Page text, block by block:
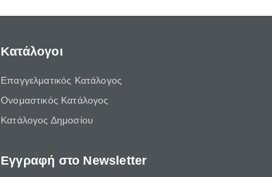
Κατάλογοι
Επαγγελματικός Κατάλογος
Ονομαστικός Κατάλογος
Κατάλογος Δημοσίου
Εγγραφή στο Newsletter